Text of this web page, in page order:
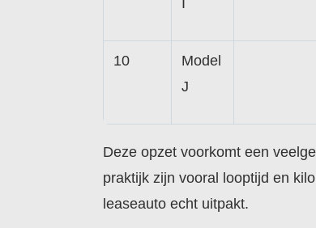
I
10
Model
J
Deze opzet voorkomt een
praktijk zijn vooral looptijd en
leaseauto echt uitpakt.